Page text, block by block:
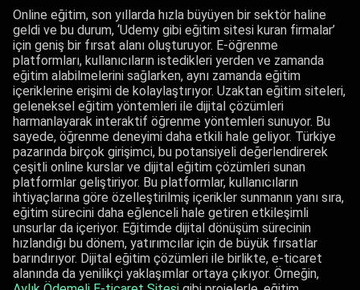
Online eğitim, son yıllarda hızla büyüyen bir sektör haline
geldi ve bu durum, ‘Udemy gibi eğitim sitesi kuran firmalar’
için geniş bir fırsat alanı oluşturuyor. E-öğrenme
platformları, kullanıcıların istedikleri yerden ve zamanda
eğitim alabilmelerini sağlarken, aynı zamanda eğitim
içeriklerine erişimi de kolaylaştırıyor. Uzaktan eğitim siteleri,
geleneksel eğitim yöntemleri ile dijital çözümleri
harmanlayarak interaktif öğrenme yöntemleri sunuyor. Bu
sayede, öğrenme deneyimi daha etkili hale geliyor. Türkiye
pazarında birçok girişimci, bu potansiyeli değerlendirerek
çeşitli online kurslar ve dijital eğitim çözümleri sunan
platformlar geliştiriyor. Bu platformlar, kullanıcıların
ihtiyaçlarına göre özelleştirilmiş içerikler sunmanın yanı sıra,
eğitim sürecini daha eğlenceli hale getiren etkileşimli
unsurlar da içeriyor. Eğitimde dijital dönüşüm sürecinin
hızlandığı bu dönem, yatırımcılar için de büyük fırsatlar
barındırıyor. Dijital eğitim çözümleri ile birlikte, e-ticaret
alanında da yenilikçi yaklaşımlar ortaya çıkıyor. Örneğin,